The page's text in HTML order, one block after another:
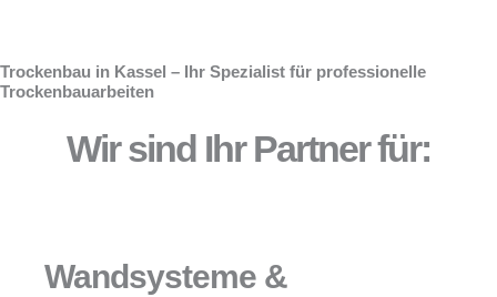
Trockenbau in Kassel – Ihr Spezialist für professionelle
Trockenbauarbeiten
Wir sind Ihr Partner für:
Wandsysteme &